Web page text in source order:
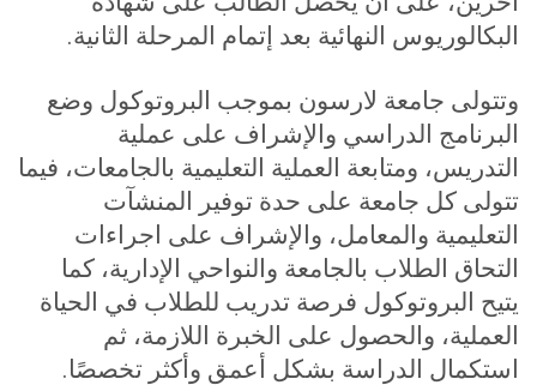
البكالوريوس النهائية بعد إتمام المرحلة الثانية.
وتتولى جامعة لارسون بموجب البروتوكول وضع
البرنامج الدراسي والإشراف على عملية
التدريس، ومتابعة العملية التعليمية بالجامعات، فيما
تتولى كل جامعة على حدة توفير المنشآت
التعليمية والمعامل، والإشراف على اجراءات
التحاق الطلاب بالجامعة والنواحي الإدارية، كما
يتيح البروتوكول فرصة تدريب للطلاب في الحياة
العملية، والحصول على الخبرة اللازمة، ثم
استكمال الدراسة بشكل أعمق وأكثر تخصصًا.